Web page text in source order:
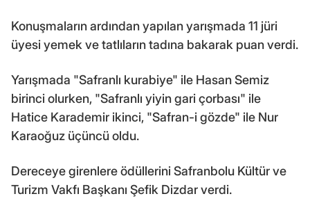
Konuşmaların ardından yapılan yarışmada 11 jüri
üyesi yemek ve tatlıların tadına bakarak puan verdi.
Yarışmada "Safranlı kurabiye" ile Hasan Semiz
birinci olurken, "Safranlı yiyin gari çorbası" ile
Hatice Karademir ikinci, "Safran-i gözde" ile Nur
Karaoğuz üçüncü oldu.
Dereceye girenlere ödüllerini Safranbolu Kültür ve
Turizm Vakfı Başkanı Şefik Dizdar verdi.